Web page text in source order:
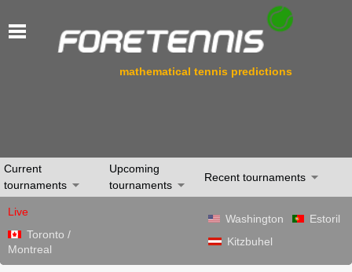
mathematical tennis predictions
Current
tournaments
Upcoming
tournaments
Recent tournaments
Live
Toronto /
Montreal
Washington
Estoril
Kitzbuhel